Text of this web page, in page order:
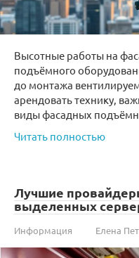
Высотные работы на
подъёмного
до монтажа
арендовать технику,
виды фасадных
Читать полностью
Лучшие
выделенных
Информация Елена